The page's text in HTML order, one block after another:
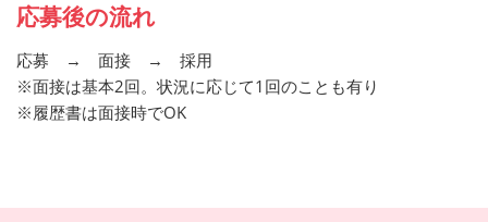
応募後の流れ
応募 → 面接 → 採用
※面接は基本2回。状況に応じて1回のことも有り
※履歴書は面接時でOK